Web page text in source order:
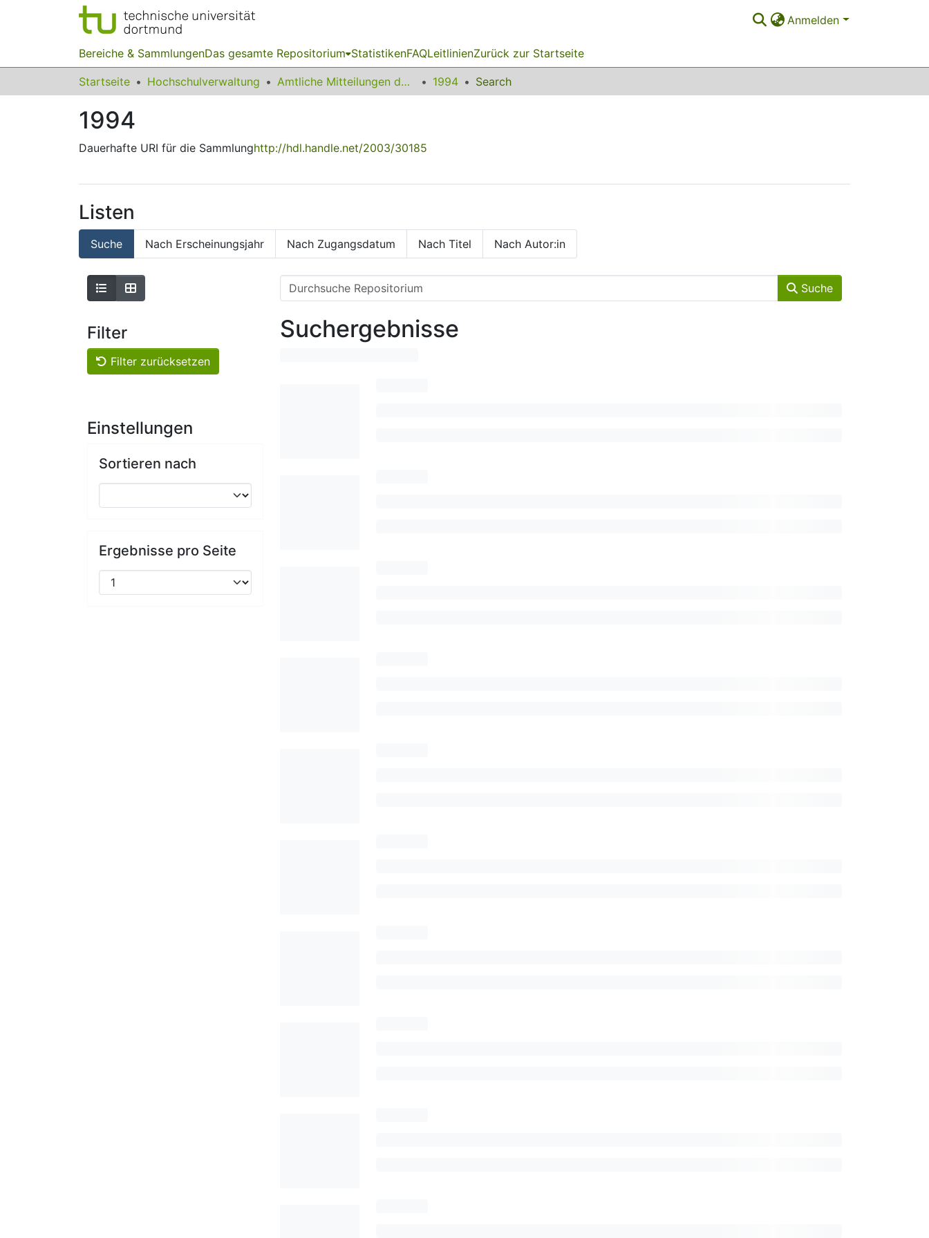
Anmelden
Bereiche & SammlungenDas gesamte Repositorium StatistikenFAQLeitlinienZurück zur Startseite
Startseite Hochschulverwaltung Amtliche Mitteilungen der Technischen Universität Dortmund 1994 Search
1994
Dauerhafte URI für die Sammlunghttp://hdl.handle.net/2003/30185
Listen
Suche Nach Erscheinungsjahr Nach Zugangsdatum Nach Titel Nach Autor:in
Filter
Filter zurücksetzen
Einstellungen
Sortieren nach
Ergebnisse pro Seite
Suche
Suchergebnisse